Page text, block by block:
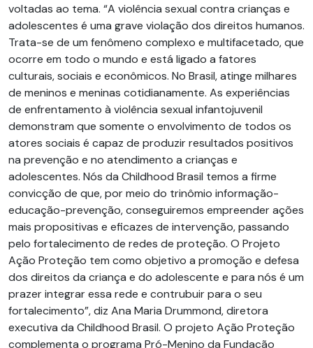
voltadas ao tema. “A violência sexual contra crianças e
adolescentes é uma grave violação dos direitos humanos.
Trata-se de um fenômeno complexo e multifacetado, que
ocorre em todo o mundo e está ligado a fatores
culturais, sociais e econômicos. No Brasil, atinge milhares
de meninos e meninas cotidianamente. As experiências
de enfrentamento à violência sexual infantojuvenil
demonstram que somente o envolvimento de todos os
atores sociais é capaz de produzir resultados positivos
na prevenção e no atendimento a crianças e
adolescentes. Nós da Childhood Brasil temos a firme
convicção de que, por meio do trinômio informação-
educação-prevenção, conseguiremos empreender ações
mais propositivas e eficazes de intervenção, passando
pelo fortalecimento de redes de proteção. O Projeto
Ação Proteção tem como objetivo a promoção e defesa
dos direitos da criança e do adolescente e para nós é um
prazer integrar essa rede e contrubuir para o seu
fortalecimento”, diz Ana Maria Drummond, diretora
executiva da Childhood Brasil. O projeto Ação Proteção
complementa o programa Pró-Menino da Fundação